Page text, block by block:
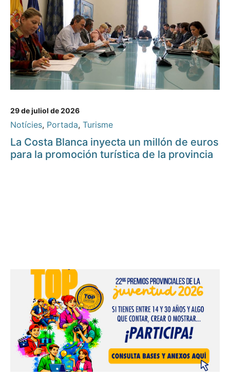
29 de juliol de 2026
Notícies, Portada, Turisme
La Costa Blanca inyecta un millón de euros
para la promoción turística de la provincia